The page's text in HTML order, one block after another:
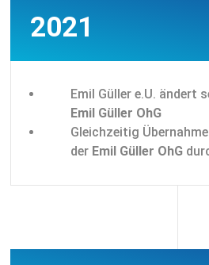
2021
Emil Güller e.U. ändert
Emil Güller OhG
Gleichzeitig
der Emil Güller OhG